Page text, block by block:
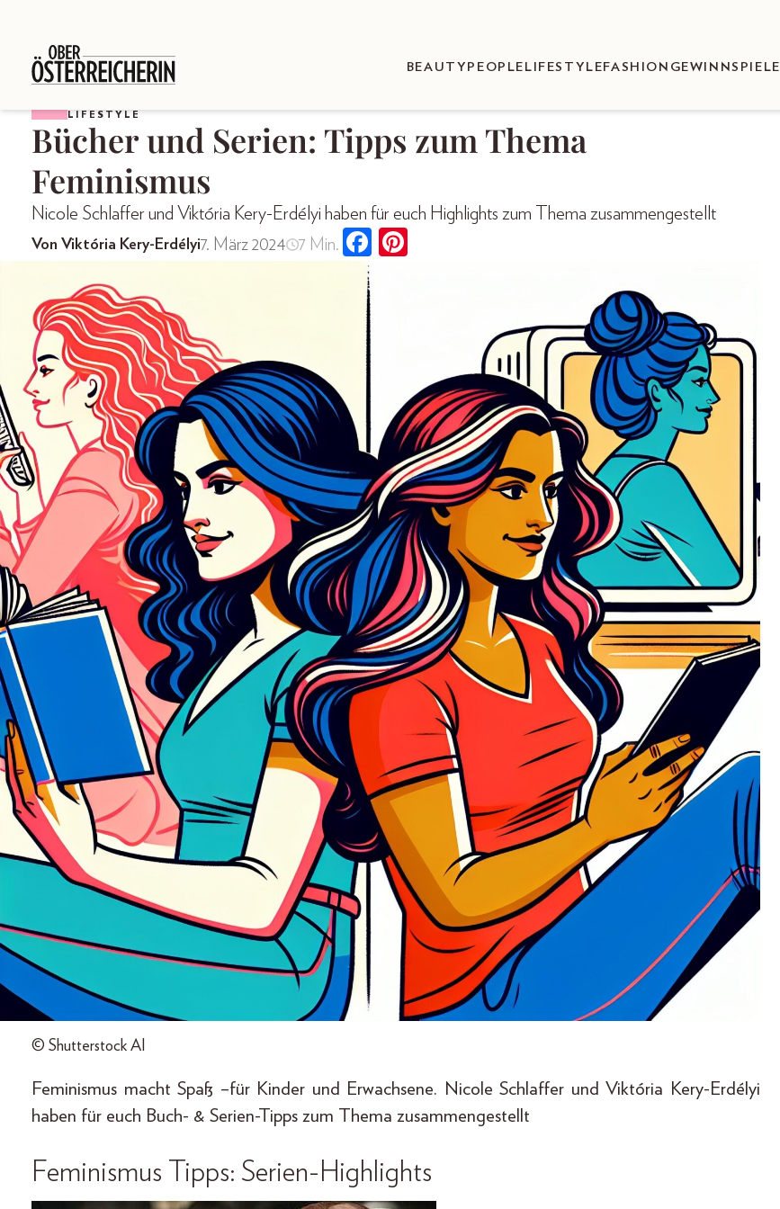
BEAUTY PEOPLE LIFESTYLEFASHION GEWINNSPIELE
LIFESTYLE
Bücher und Serien: Tipps zum Thema
Feminismus
Nicole Schlaffer und Viktória Kery-Erdélyi haben für euch Highlights zum Thema zusammengestellt
Von Viktória Kery-Erdélyi7. März 2024 7 Min.
© Shutterstock AI
Feminismus macht Spaß –für Kinder und Erwachsene. Nicole Schlaffer und Viktória Kery-Erdélyi
haben für euch Buch- & Serien-Tipps zum Thema zusammengestellt
Feminismus Tipps: Serien-Highlights